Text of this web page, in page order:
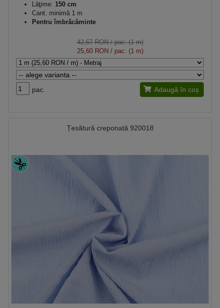
Lăţime: 150 cm
Cant. minimă 1 m
Pentru îmbrăcăminte
42,67 RON/ pac. (1 m)
25,60 RON / pac. (1 m)
pac. Adaugă în coș
Țesătură creponată 920018